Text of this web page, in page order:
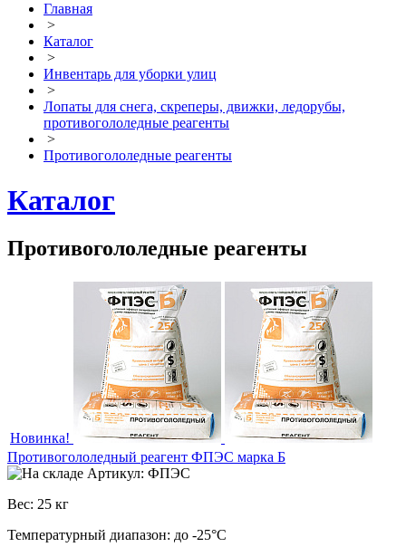
Главная
>
Каталог
>
Инвентарь для уборки улиц
>
Лопаты для снега, скреперы, движки, ледорубы,
противогололедные реагенты
>
Противогололедные реагенты
Каталог
Противогололедные реагенты
Новинка!
Противогололедный реагент ФПЭС марка Б
Артикул: ФПЭС
Вес: 25 кг
Температурный диапазон: до -25°С